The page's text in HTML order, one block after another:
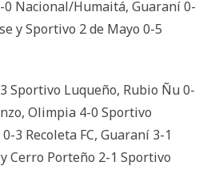
Nacional/Humaitá, ⁠Guaraní 0-
y Sportivo 2 de Mayo 0-5
Sportivo Luqueño, Rubio Ñu 0-
Olimpia 4-0 Sportivo
3 Recoleta FC, ⁠Guaraní 3-1
Cerro Porteño 2-1 Sportivo